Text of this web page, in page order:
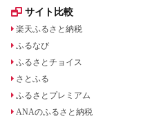
サイト比較
楽天ふるさと納税
ふるなび
ふるさとチョイス
さとふる
ふるさとプレミアム
ANAのふるさと納税